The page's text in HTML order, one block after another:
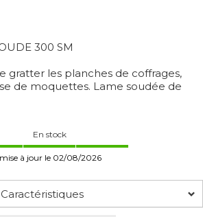
300 SM
gratter les planches de coffrages,
de moquettes. Lame soudée de
En stock
à jour le 02/08/2026
Caractéristiques